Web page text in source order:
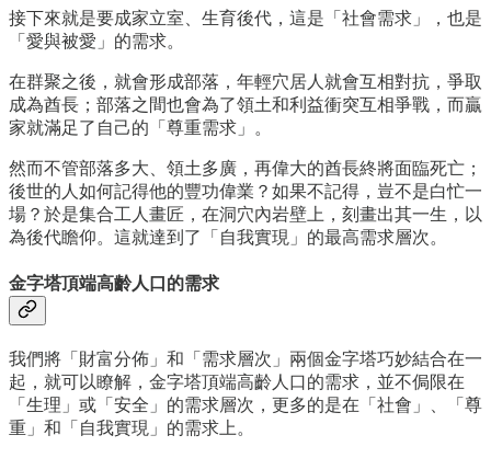
接下來就是要成家立室、生育後代，這是「社會需求」，也是
「愛與被愛」的需求。
在群聚之後，就會形成部落，年輕穴居人就會互相對抗，爭取
成為酋長；部落之間也會為了領土和利益衝突互相爭戰，而贏
家就滿足了自己的「尊重需求」。
然而不管部落多大、領土多廣，再偉大的酋長終將面臨死亡；
後世的人如何記得他的豐功偉業？如果不記得，豈不是白忙一
場？於是集合工人畫匠，在洞穴內岩壁上，刻畫出其一生，以
為後代瞻仰。這就達到了「自我實現」的最高需求層次。
金字塔頂端高齡人口的需求
我們將「財富分佈」和「需求層次」兩個金字塔巧妙結合在一
起，就可以瞭解，金字塔頂端高齡人口的需求，並不侷限在
「生理」或「安全」的需求層次，更多的是在「社會」、「尊
重」和「自我實現」的需求上。